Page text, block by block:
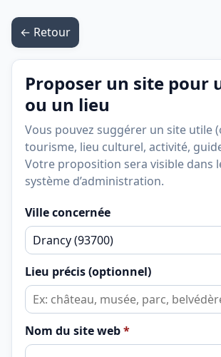
← Retour
Proposer un site pour
ou un lieu
Vous pouvez suggérer un site utile
tourisme, lieu culturel, activité,
Votre proposition sera visible dans
système d’administration.
Ville concernée
Lieu précis (optionnel)
Nom du site web*